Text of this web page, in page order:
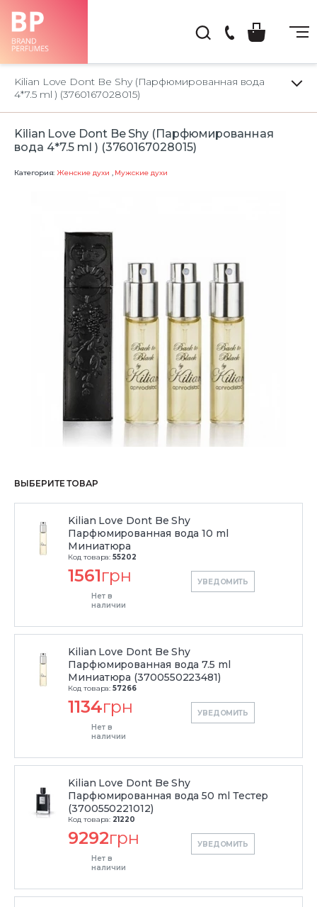
22
Kilian Love Dont Be Shy (Парфюмированная вода
4*7.5 ml ) (3760167028015)
Kilian Love Dont Be Shy (Парфюмированная
вода 4*7.5 ml ) (3760167028015)
Категория: Женские духи , Мужские духи
ВЫБЕРИТЕ ТОВАР
Kilian Love Dont Be Shy
Парфюмированная вода 10 ml
Миниатюра
Код товара: 55202
1561грн
Нет в
наличии
УВЕДОМИТЬ
Kilian Love Dont Be Shy
Парфюмированная вода 7.5 ml
Миниатюра (3700550223481)
Код товара: 57266
1134грн
Нет в
наличии
УВЕДОМИТЬ
Kilian Love Dont Be Shy
Парфюмированная вода 50 ml Тестер
(3700550221012)
Код товара: 21220
9292грн
Нет в
наличии
УВЕДОМИТЬ